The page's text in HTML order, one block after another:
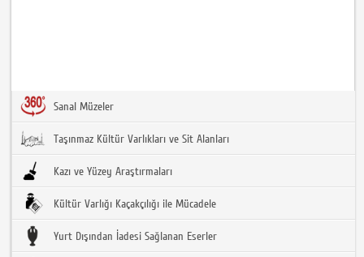
Sanal Müzeler
Taşınmaz Kültür Varlıkları ve Sit Alanları
Kazı ve Yüzey Araştırmaları
Kültür Varlığı Kaçakçılığı ile Mücadele
Yurt Dışından İadesi Sağlanan Eserler